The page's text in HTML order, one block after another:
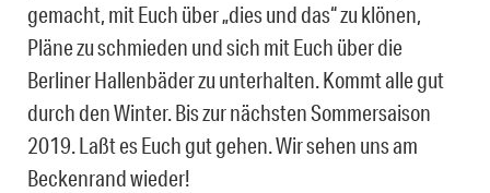
gemacht, mit Euch über „dies und das“ zu klönen,
Pläne zu schmieden und sich mit Euch über die
Berliner Hallenbäder zu unterhalten. Kommt alle gut
durch den Winter. Bis zur nächsten Sommersaison
2019. Laßt es Euch gut gehen. Wir sehen uns am
Beckenrand wieder!